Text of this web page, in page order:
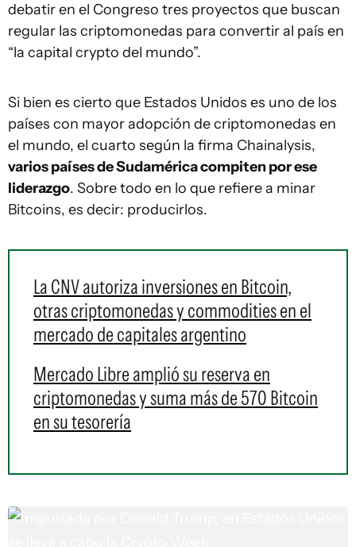
debatir en el Congreso tres proyectos que buscan
regular las criptomonedas para convertir al país en
“la capital crypto del mundo”.
Si bien es cierto que Estados Unidos es uno de los
países con mayor adopción de criptomonedas en
el mundo, el cuarto según la firma Chainalysis,
varios países de Sudamérica compiten por ese
liderazgo. Sobre todo en lo que refiere a minar
Bitcoins, es decir: producirlos.
La CNV autoriza inversiones en Bitcoin,
otras criptomonedas y commodities en el
mercado de capitales argentino
Mercado Libre amplió su reserva en
criptomonedas y suma más de 570 Bitcoin
en su tesorería